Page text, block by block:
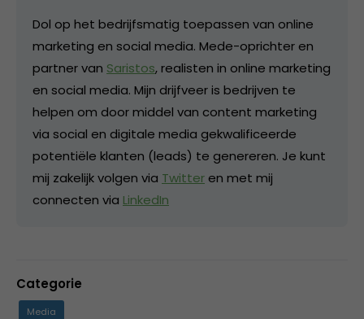
Dol op het bedrijfsmatig toepassen van online
marketing en social media. Mede-oprichter en
partner van Saristos, realisten in online marketing
en social media. Mijn drijfveer is bedrijven te
helpen om door middel van content marketing
via social en digitale media gekwalificeerde
potentiële klanten (leads) te genereren. Je kunt
mij zakelijk volgen via Twitter en met mij
connecten via LinkedIn
Categorie
Media